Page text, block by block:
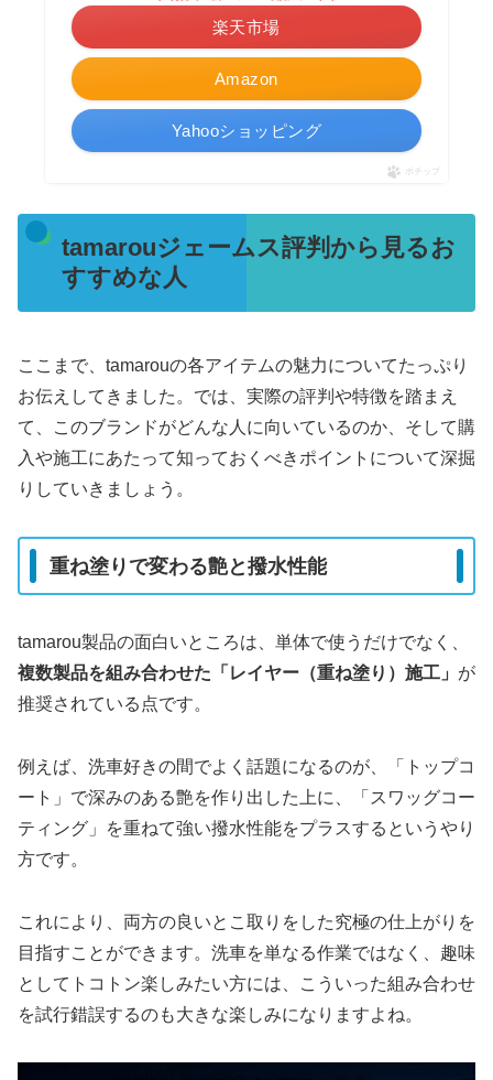
Amazon
楽天市場
Yahooショッピング
ポチップ
tamarouジェームス評判から見るお
すすめな人
ここまで、tamarouの各アイテムの魅力についてたっぷり
お伝えしてきました。では、実際の評判や特徴を踏まえ
て、このブランドがどんな人に向いているのか、そして購
入や施工にあたって知っておくべきポイントについて深掘
りしていきましょう。
重ね塗りで変わる艶と撥水性能
tamarou製品の面白いところは、単体で使うだけでなく、
複数製品を組み合わせた「レイヤー（重ね塗り）施工」 が
推奨されている点です。
例えば、洗車好きの間でよく話題になるのが、「トップコ
ート」で深みのある艶を作り出した上に、「スワッグコー
ティング」を重ねて強い撥水性能をプラスするというやり
方です。
これにより、両方の良いとこ取りをした究極の仕上がりを
目指すことができます。洗車を単なる作業ではなく、趣味
としてトコトン楽しみたい方には、こういった組み合わせ
を試行錯誤するのも大きな楽しみになりますよね。